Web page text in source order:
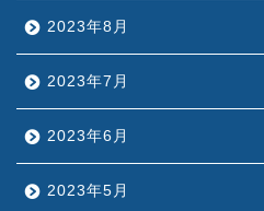
2023年8月
2023年7月
2023年6月
2023年5月